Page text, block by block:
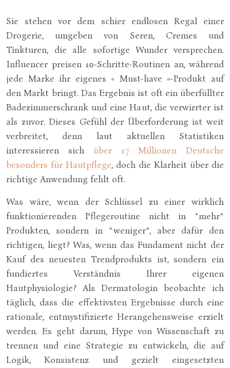
Sie stehen vor dem schier endlosen Regal einer
Drogerie, umgeben von Seren, Cremes und
Tinkturen, die alle sofortige Wunder versprechen.
Influencer preisen 10-Schritte-Routinen an, während
jede Marke ihr eigenes « Must-have »-Produkt auf
den Markt bringt. Das Ergebnis ist oft ein überfüllter
Badezimmerschrank und eine Haut, die verwirrter ist
als zuvor. Dieses Gefühl der Überforderung ist weit
verbreitet, denn laut aktuellen Statistiken
interessieren sich über 17 Millionen Deutsche
besonders für Hautpflege, doch die Klarheit über die
richtige Anwendung fehlt oft.
Was wäre, wenn der Schlüssel zu einer wirklich
funktionierenden Pflegeroutine nicht in *mehr*
Produkten, sondern in *weniger*, aber dafür den
richtigen, liegt? Was, wenn das Fundament nicht der
Kauf des neuesten Trendprodukts ist, sondern ein
fundiertes Verständnis Ihrer eigenen
Hautphysiologie? Als Dermatologin beobachte ich
täglich, dass die effektivsten Ergebnisse durch eine
rationale, entmystifizierte Herangehensweise erzielt
werden. Es geht darum, Hype von Wissenschaft zu
trennen und eine Strategie zu entwickeln, die auf
Logik, Konsistenz und gezielt eingesetzten